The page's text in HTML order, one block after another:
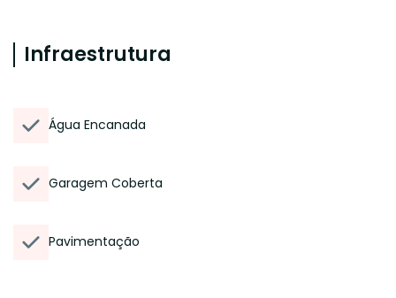
Infraestrutura
Água Encanada
Garagem Coberta
Pavimentação